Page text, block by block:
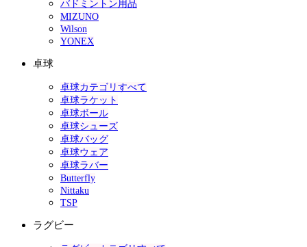
バドミントン用品
MIZUNO
Wilson
YONEX
卓球
卓球カテゴリすべて
卓球ラケット
卓球ボール
卓球シューズ
卓球バッグ
卓球ウェア
卓球ラバー
Butterfly
Nittaku
TSP
ラグビー